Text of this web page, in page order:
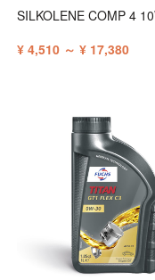
SILKOLENE COMP 4
¥ 4,510 ～ ¥ 17,380